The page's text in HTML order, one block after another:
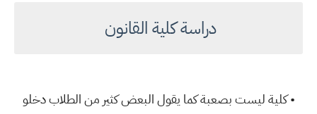
دراسة كلية القانون
• كلية ليست بصعبة كما يقول البعض كثير من الطلاب دخلو